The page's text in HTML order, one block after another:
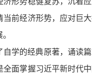
当前经济形势，应对巨
自学的经典原著，诵读
全面掌握习近平新时代